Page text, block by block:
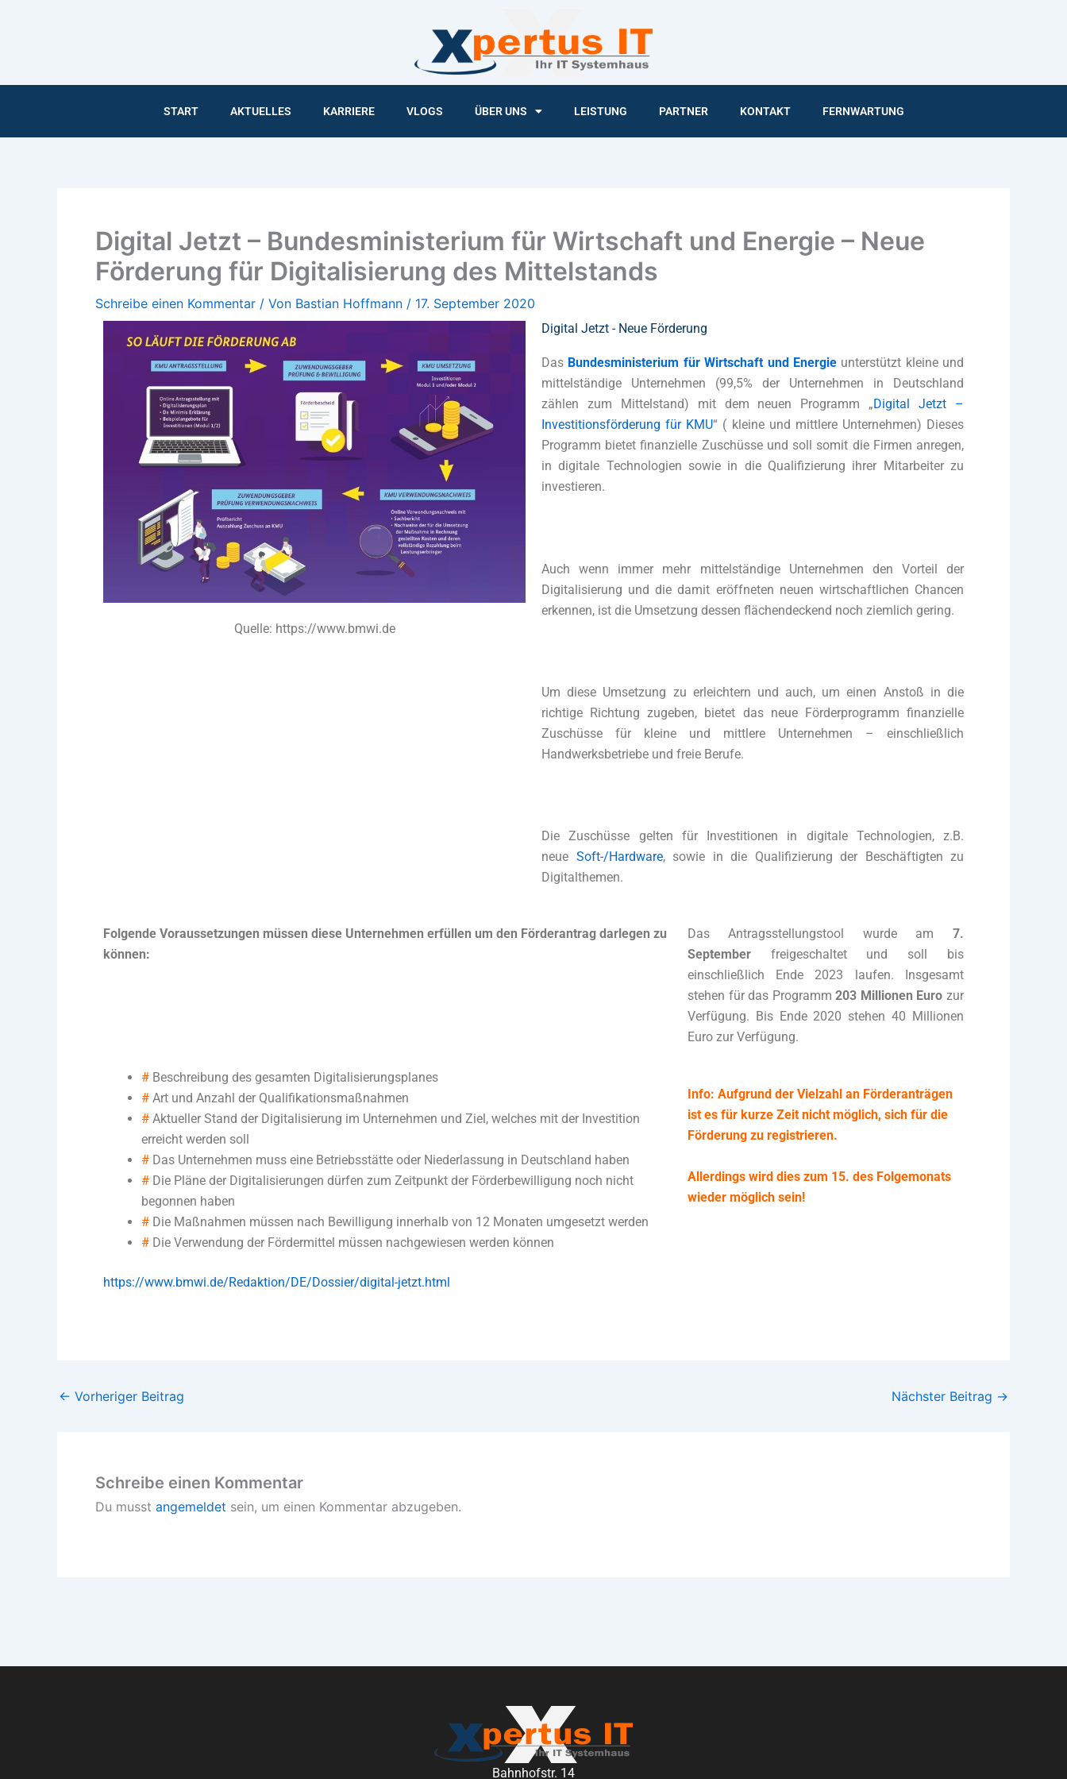
START AKTUELLES KARRIERE VLOGS ÜBER UNS LEISTUNG PARTNER KONTAKT FERNWARTUNG
Digital Jetzt – Bundesministerium für Wirtschaft und Energie – Neue
Förderung für Digitalisierung des Mittelstands
Schreibe einen Kommentar / Von Bastian Hoffmann / 17. September 2020
Quelle: https://www.bmwi.de
Digital Jetzt - Neue Förderung
Das Bundesministerium für Wirtschaft und Energieunterstützt kleine und
mittelständige Unternehmen (99,5% der Unternehmen in Deutschland
zählen zum Mittelstand) mit dem neuen Programm „Digital Jetzt –
Investitionsförderung für KMU“ ( kleine und mittlere Unternehmen) Dieses
Programm bietet finanzielle Zuschüsse und soll somit die Firmen anregen,
in digitale Technologien sowie in die Qualifizierung ihrer Mitarbeiter zu
investieren.
Auch wenn immer mehr mittelständige Unternehmen den Vorteil der
Digitalisierung und die damit eröffneten neuen wirtschaftlichen Chancen
erkennen, ist die Umsetzung dessen flächendeckend noch ziemlich gering.
Um diese Umsetzung zu erleichtern und auch, um einen Anstoß in die
richtige Richtung zugeben, bietet das neue Förderprogramm finanzielle
Zuschüsse für kleine und mittlere Unternehmen – einschließlich
Handwerksbetriebe und freie Berufe.
Die Zuschüsse gelten für Investitionen in digitale Technologien, z.B.
neue Soft-/Hardware, sowie in die Qualifizierung der Beschäftigten zu
Digitalthemen.
Folgende Voraussetzungen müssen diese Unternehmen erfüllen um den Förderantrag darlegen zu
können:
# Beschreibung des gesamten Digitalisierungsplanes
# Art und Anzahl der Qualifikationsmaßnahmen
# Aktueller Stand der Digitalisierung im Unternehmen und Ziel, welches mit der Investition
erreicht werden soll
# Das Unternehmen muss eine Betriebsstätte oder Niederlassung in Deutschland haben
# Die Pläne der Digitalisierungen dürfen zum Zeitpunkt der Förderbewilligung noch nicht
begonnen haben
# Die Maßnahmen müssen nach Bewilligung innerhalb von 12 Monaten umgesetzt werden
# Die Verwendung der Fördermittel müssen nachgewiesen werden können
https://www.bmwi.de/Redaktion/DE/Dossier/digital-jetzt.html
Das Antragsstellungstool wurde am 7.
Septemberfreigeschaltet und soll bis
einschließlich Ende 2023 laufen. Insgesamt
stehen für das Programm203 Millionen Euro zur
Verfügung. Bis Ende 2020 stehen 40 Millionen
Euro zur Verfügung.
Info: Aufgrund der Vielzahl an Förderanträgen
ist es für kurze Zeit nicht möglich, sich für die
Förderung zu registrieren.
Allerdings wird dies zum 15. des Folgemonats
wieder möglich sein!
← Vorheriger Beitrag Nächster Beitrag →
Schreibe einen Kommentar
Du musst angemeldet sein, um einen Kommentar abzugeben.
Bahnhofstr. 14